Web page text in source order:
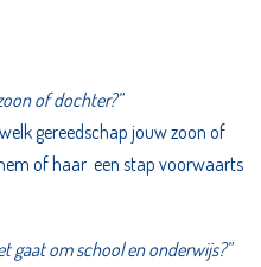
of dochter?”
gereedschap jouw zoon of
of haar een stap voorwaarts
gaat om school en onderwijs?”